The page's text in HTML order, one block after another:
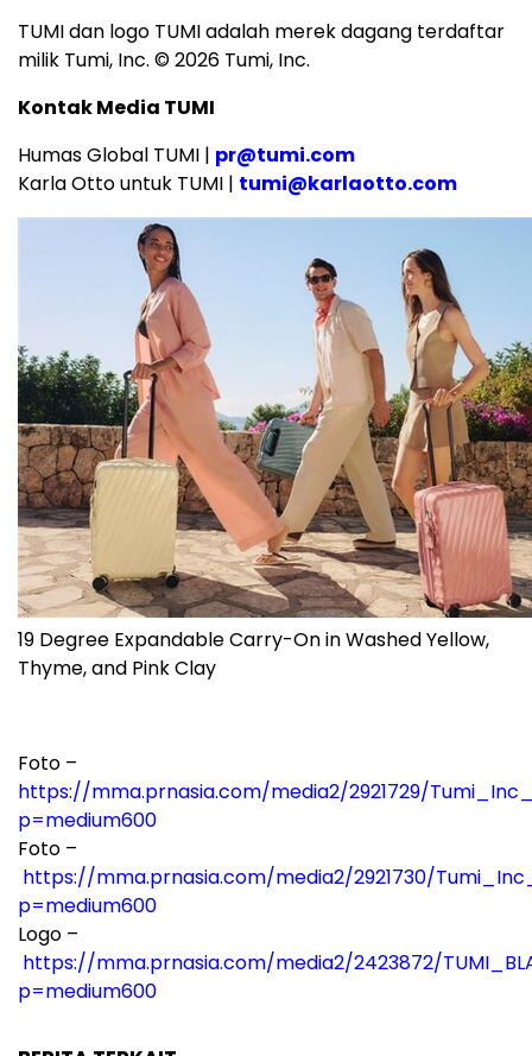
TUMI dan logo TUMI adalah merek dagang terdaftar
milik Tumi, Inc. © 2026 Tumi, Inc.
Kontak Media TUMI
Humas Global TUMI | pr@tumi.com
Karla Otto untuk TUMI | tumi@karlaotto.com
19 Degree Expandable Carry-On in Washed Yellow,
Thyme, and Pink Clay
Foto –
https://mma.prnasia.com/media2/2921729/
p=medium600
Foto –
https://mma.prnasia.com/media2/2921730/
p=medium600
Logo –
https://mma.prnasia.com/media2/2423872/
p=medium600